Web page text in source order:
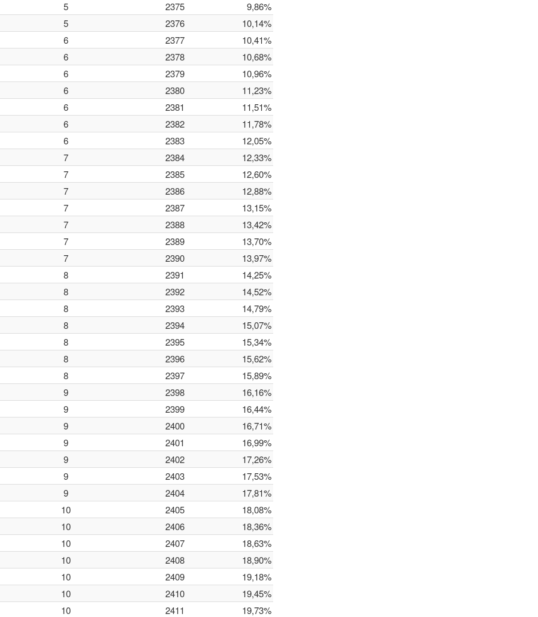
5 2375 9,86%
5 2376 10,14%
6 2377 10,41%
6 2378 10,68%
6 2379 10,96%
6 2380 11,23%
6 2381 11,51%
6 2382 11,78%
6 2383 12,05%
7 2384 12,33%
7 2385 12,60%
7 2386 12,88%
7 2387 13,15%
7 2388 13,42%
7 2389 13,70%
7 2390 13,97%
8 2391 14,25%
8 2392 14,52%
8 2393 14,79%
8 2394 15,07%
8 2395 15,34%
8 2396 15,62%
8 2397 15,89%
9 2398 16,16%
9 2399 16,44%
9 2400 16,71%
9 2401 16,99%
9 2402 17,26%
9 2403 17,53%
9 2404 17,81%
10 2405 18,08%
10 2406 18,36%
10 2407 18,63%
10 2408 18,90%
10 2409 19,18%
10 2410 19,45%
10 2411 19,73%